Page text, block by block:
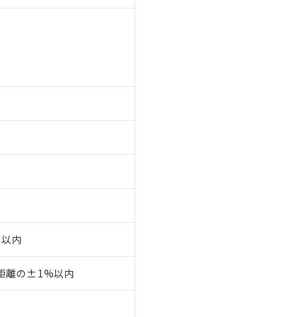
内
離の±1%以内
の当社在庫状況および標準価格(税抜)を提供させていただ
のお取引先、またはお客様担当のオムロン制御機器販売店・
の承諾なく第三者に漏洩または開示しないようお願いしま
ス）をご利用いただくには、I-Webメンバーズにご登録され
された部品リストについて、当社および当社の共同利用者
様との取引・商談に必要な範囲で利用することをご了承くだ
同利用に関して"
ム(Cd) 100ppm以下、
1000ppm以下、ポリ臭化ジフェニルエーテル類(PBDE) 1000ppm以下、
以下、フタル酸ブチルベンジル（BBP） 1000ppm以下、フタル酸ジブチ
1000ppm以下
除外項目は除く。
前後することがあります。
できます。
で、過去に遡って非含有を証明するものではありません。
の対応では、対応完了までの期間は出荷製品に未対応品が
わせください。
: 100ppm、
外部に漏えいし、環境に深刻な影響を及ぼさない年数を意
わせください。
および外国貿易法に定める商品（以下｢規制貨物等」とい
学兵器、生物兵器またはその他武器並びにこれらの製造装
合は、上記1、2および3の内容を当該第三者に通知します。
、お客様のお取引先、またはお客様担当のオムロン制御